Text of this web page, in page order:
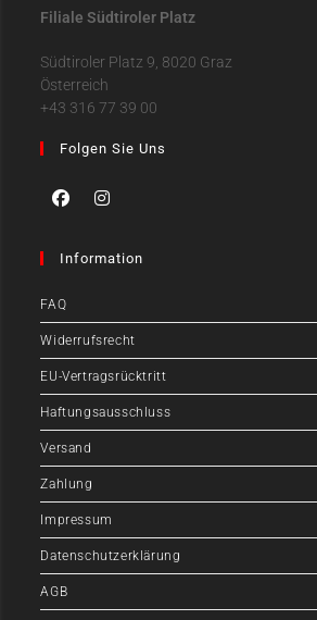
Filiale Südtiroler Platz
Südtiroler Platz 9, 8020 Graz
Österreich
+43 316 77 39 00
Folgen Sie Uns
Information
FAQ
Widerrufsrecht
EU-Vertragsrücktritt
Haftungsausschluss
Versand
Zahlung
Impressum
Datenschutzerklärung
AGB